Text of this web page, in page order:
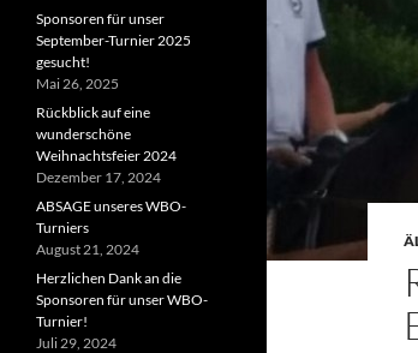
Sponsoren für unser
September-Turnier 2025
gesucht!
Mai 26, 2025
Rückblick auf eine
wunderschöne
Weihnachtsfeier 2024
Dezember 17, 2024
ABSAGE unseres WBO-
Turniers
August 21, 2024
Herzlichen Dank an die
Sponsoren für unser WBO-
Turnier!
Juli 29, 2024